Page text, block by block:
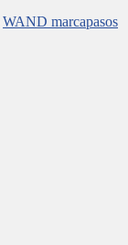
WAND marcapasos